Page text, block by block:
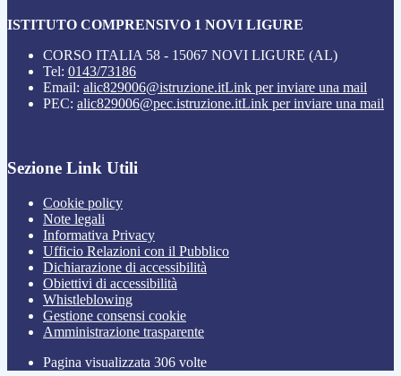
ISTITUTO COMPRENSIVO 1 NOVI LIGURE
CORSO ITALIA 58 - 15067 NOVI LIGURE (AL)
Tel: 0143/73186
Email: alic829006@istruzione.itLink per inviare una mail
PEC: alic829006@pec.istruzione.itLink per inviare una mail
Sezione Link Utili
Cookie policy
Note legali
Informativa Privacy
Ufficio Relazioni con il Pubblico
Dichiarazione di accessibilità
Obiettivi di accessibilità
Whistleblowing
Gestione consensi cookie
Amministrazione trasparente
Pagina visualizzata 306 volte